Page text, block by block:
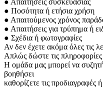
● Απαιτήσεις συσκευασίας
● Ποσότητα ή ετήσια χρήση
● Απαιτούμενος χρόνος
● Απαιτήσεις για τρύπημα ή
● Σχέδια ή φωτογραφίες
Αν δεν έχετε ακόμα όλες τις
Απλώς δώστε τις πληροφορίες
Η ομάδα μας μπορεί να
βοηθήσει
καθορίζετε τις προδιαγραφές